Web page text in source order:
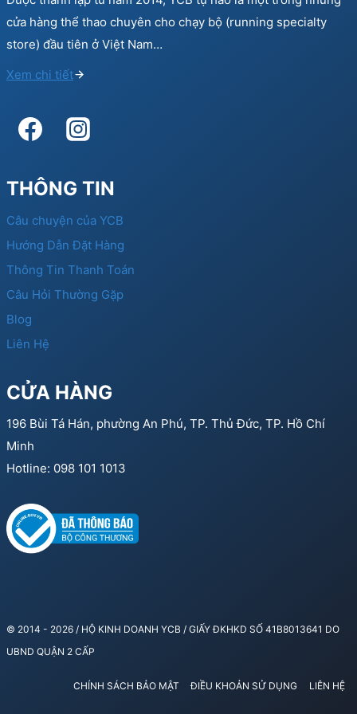
cửa hàng thể thao chuyên cho chạy bộ (running specialty
store) đầu tiên ở Việt Nam…
Xem chi tiết
THÔNG TIN
Câu chuyện của YCB
Hướng Dẫn Đặt Hàng
Thông Tin Thanh Toán
Câu Hỏi Thường Gặp
Blog
Liên Hệ
CỬA HÀNG
196 Bùi Tá Hán, phường An Phú, TP. Thủ Đức, TP. Hồ Chí
Minh
Hotline: 098 101 1013
© 2014 - 2026 / HỘ KINH DOANH YCB / GIẤY ĐKHKD SỐ 41B8013641 DO
UBND QUẬN 2 CẤP
CHÍNH SÁCH BẢO MẬT ĐIỀU KHOẢN SỬ DỤNG LIÊN HỆ